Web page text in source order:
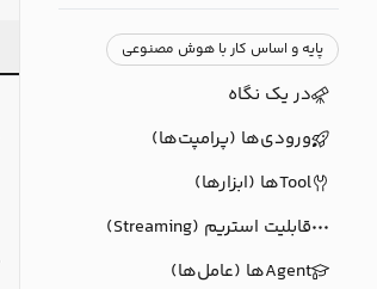
پایه و اساس کار با هوش مصنوعی
در یک نگاه
ورودی‌ها (پرامپت‌ها)
Toolها (ابزارها)
قابلیت استریم (Streaming)
Agentها (عامل‌ها)